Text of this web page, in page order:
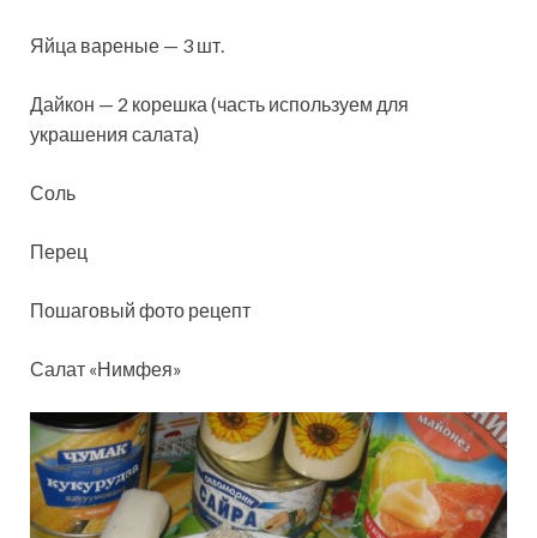
Яйца вареные — 3 шт.
Дайкон — 2 корешка (часть используем для
украшения салата)
Соль
Перец
Пошаговый фото рецепт
Салат «Нимфея»